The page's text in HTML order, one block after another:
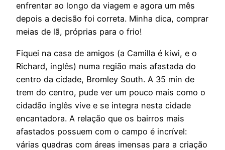
enfrentar ao longo da viagem e agora um mês
depois a decisão foi correta. Minha dica, comprar
meias de lã, próprias para o frio!
Fiquei na casa de amigos (a Camilla é kiwi, e o
Richard, inglês) numa região mais afastada do
centro da cidade, Bromley South. A 35 min de
trem do centro, pude ver um pouco mais como o
cidadão inglês vive e se integra nesta cidade
encantadora. A relação que os bairros mais
afastados possuem com o campo é incrível:
várias quadras com áreas imensas para a criação